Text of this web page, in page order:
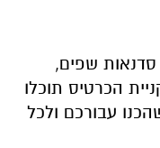
סדנאות שפים,
הכרטיס תוכלו
עבורכם ולכל